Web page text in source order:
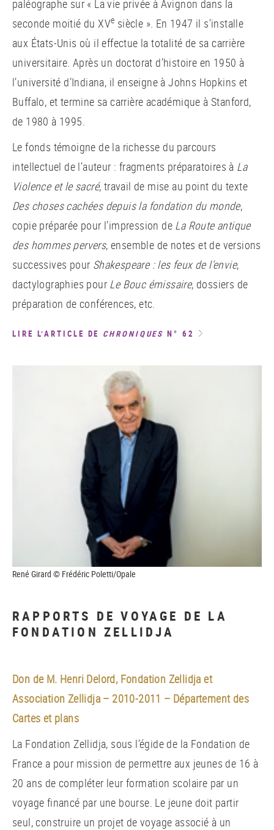
paléographe sur « La vie privée à Avignon dans la
seconde moitié du XVe siècle ». En 1947 il s’installe
aux États-Unis où il effectue la totalité de sa carrière
universitaire. Après un doctorat d’histoire en 1950 à
l’université d’Indiana, il enseigne à Johns Hopkins et
Buffalo, et termine sa carrière académique à Stanford,
de 1980 à 1995.
Le fonds témoigne de la richesse du parcours
intellectuel de l’auteur : fragments préparatoires à La
Violence et le sacré, travail de mise au point du texte
Des choses cachées depuis la fondation du monde,
copie préparée pour l’impression de La Route antique
des hommes pervers, ensemble de notes et de versions
successives pour Shakespeare : les feux de l’envie,
dactylographies pour Le Bouc émissaire, dossiers de
préparation de conférences, etc.
LIRE L’ARTICLE DE CHRONIQUES N° 62
René Girard © Frédéric Poletti/Opale
RAPPORTS DE VOYAGE DE LA
FONDATION ZELLIDJA
Don de M. Henri Delord, Fondation Zellidja et
Association Zellidja – 2010-2011 – Département des
Cartes et plans
La Fondation Zellidja, sous l’égide de la Fondation de
France a pour mission de permettre aux jeunes de 16 à
20 ans de compléter leur formation scolaire par un
voyage financé par une bourse. Le jeune doit partir
seul, construire un projet de voyage associé à un